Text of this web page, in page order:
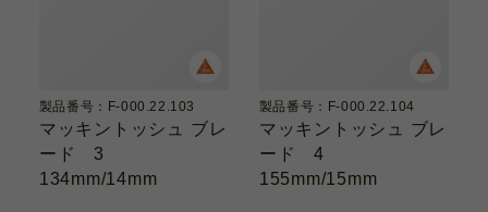
製品番号：F-000.22.103
マッキントッシュ ブレ
ード 3
134mm/14mm
製品番号：F-000.22.104
マッキントッシュ ブレ
ード 4
155mm/15mm